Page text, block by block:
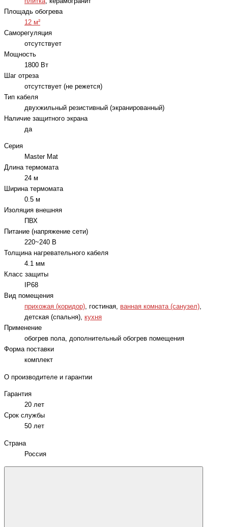
Площадь обогрева
12 м²
Саморегуляция
отсутствует
Мощность
1800 Вт
Шаг отреза
отсутствует (не режется)
Тип кабеля
двухжильный резистивный (экранированный)
Наличие защитного экрана
да
Серия
Master Mat
Длина термомата
24 м
Ширина термомата
0.5 м
Изоляция внешняя
ПВХ
Питание (напряжение сети)
220~240 В
Толщина нагревательного кабеля
4.1 мм
Класс защиты
IP68
Вид помещения
прихожая (коридор), гостиная, ванная комната (санузел),
детская (спальня), кухня
Применение
обогрев пола, дополнительный обогрев помещения
Форма поставки
комплект
О производителе и гарантии
Гарантия
20 лет
Срок службы
50 лет
Страна
Россия